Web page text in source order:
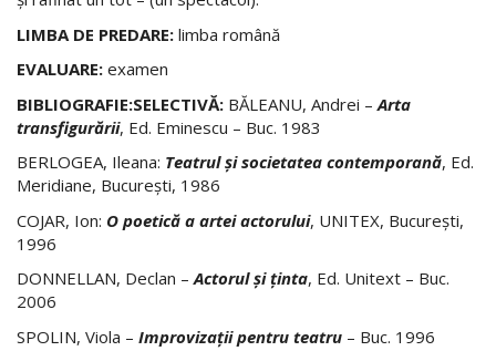
LIMBA DE PREDARE: limba română
EVALUARE: examen
BIBLIOGRAFIE:SELECTIVĂ: BĂLEANU, Andrei –Arta
transfigurării, Ed. Eminescu – Buc. 1983
BERLOGEA, Ileana: Teatrul şi societatea contemporană, Ed.
Meridiane, Bucureşti, 1986
COJAR, Ion: O poetică a artei actorului, UNITEX, Bucureşti,
1996
DONNELLAN, Declan –Actorul şi ţinta, Ed. Unitext – Buc.
2006
SPOLIN, Viola – Improvizaţii pentru teatru – Buc. 1996